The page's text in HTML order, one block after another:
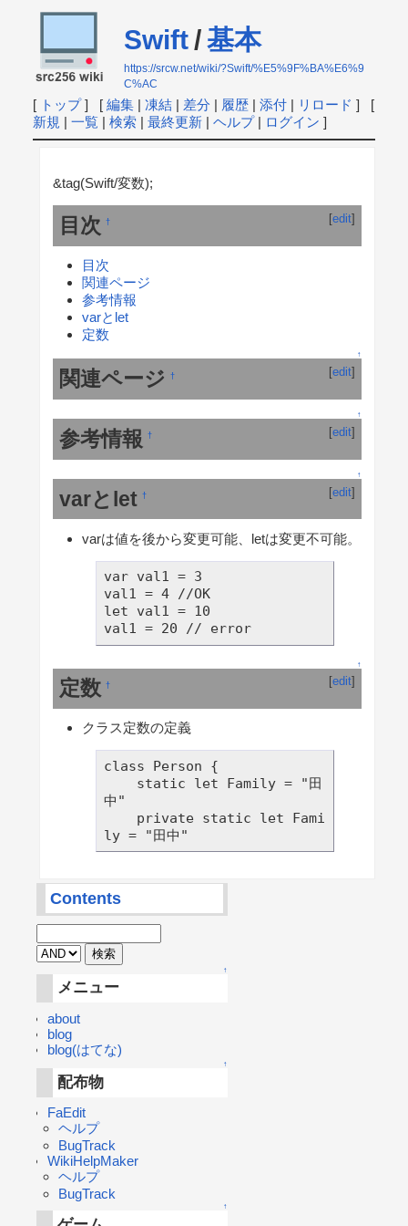
Swift/基本
https://srcw.net/wiki/?Swift/%E5%9F%BA%E6%9
C%AC
[ トップ] [ 編集| 凍結| 差分 | 履歴| 添付| リロード ] [
新規 | 一覧| 検索| 最終更新| ヘルプ| ログイン ]
&tag(Swift/変数);
目次 † [edit]
目次
関連ページ
参考情報
varとlet
定数
↑
関連ページ † [edit]
↑
参考情報 † [edit]
↑
varとlet † [edit]
varは値を後から変更可能、letは変更不可能。
var val1 = 3
val1 = 4 //OK
let val1 = 10
val1 = 20 // error
↑
定数 † [edit]
クラス定数の定義
class Person {
中"
Contents
↑
メニュー
about
blog
blog(はてな)
↑
配布物
FaEdit
ヘルプ
BugTrack
WikiHelpMaker
ヘルプ
BugTrack
↑